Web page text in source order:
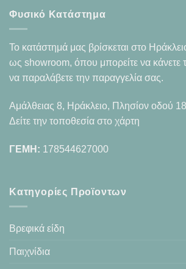
Φυσικό Κατάστημα
Το κατάστημά μας βρίσκεται στο
ως showroom, όπου μπορείτε να κάνετε
να παραλάβετε την παραγγελία σας.
Αμάλθειας 8, Ηράκλειο, Πλησίον οδού
Δείτε την τοποθεσία στο χάρτη
ΓΕΜΗ: 178544627000
Κατηγορίες Προϊοντων
Βρεφικά είδη
Παιχνίδια